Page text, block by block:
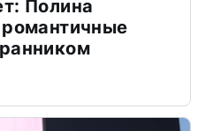
Полина
романтичные